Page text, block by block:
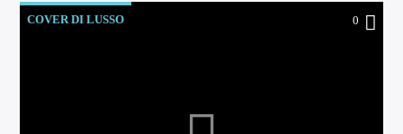
COVER DI LUSSO 0